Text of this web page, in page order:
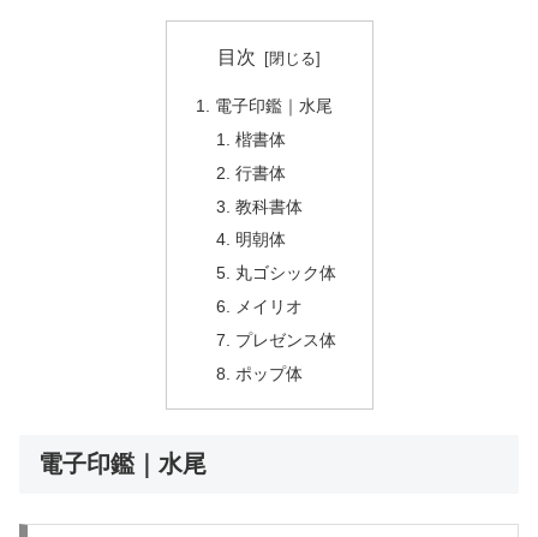
目次
電子印鑑｜水尾
楷書体
行書体
教科書体
明朝体
丸ゴシック体
メイリオ
プレゼンス体
ポップ体
電子印鑑｜水尾